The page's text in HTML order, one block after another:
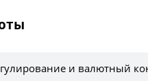
и валютный